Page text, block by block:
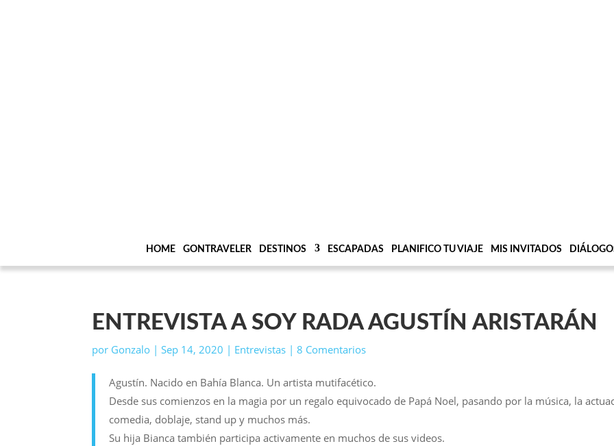
HOME GONTRAVELER DESTINOS ESCAPADAS PLANIFICO TU VIAJE MIS INVITADOS
ENTREVISTA A SOY RADA AGUSTÍN ARISTARÁN
por Gonzalo |Sep 14, 2020 | Entrevistas |8 Comentarios
Agustín. Nacido en Bahía Blanca. Un artista mutifacético.
Desde sus comienzos en la magia por un regalo equivocado de Papá Noel, pasando por la música, la
comedia, doblaje, stand up y muchos más.
Su hija Bianca también participa activamente en muchos de sus videos.